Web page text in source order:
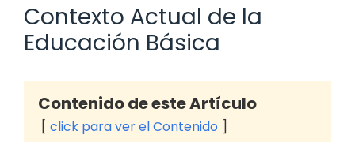
Contexto Actual de la
Educación Básica
Contenido de este Artículo
click para ver el Contenido